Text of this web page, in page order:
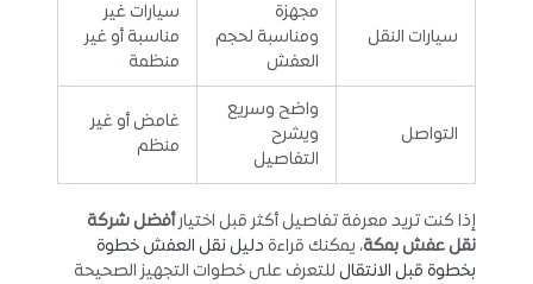
سيارات النقل
مجهزة
ومناسبة لحجم
العفش
سيارات غير
مناسبة أو غير
منظمة
التواصل
واضح وسريع
ويشرح
التفاصيل
غامض أو غير
منظم
إذا كنت تريد معرفة تفاصيل أكثر قبل اختيارأفضل شركة
نقل عفش بمكة، يمكنك قراءة دليل نقل العفش خطوة
بخطوة قبل الانتقال للتعرف على خطوات التجهيز الصحيحة